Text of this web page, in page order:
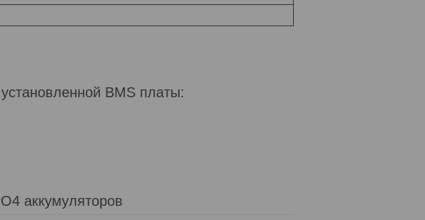
BMS платы:
аккумуляторов